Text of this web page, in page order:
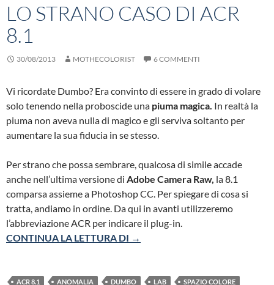
LO STRANO CASO DI ACR
8.1
30/08/2013 MOTHECOLORIST 6 COMMENTI
Vi ricordate Dumbo? Era convinto di essere in grado di volare
solo tenendo nella proboscide una piuma magica. In realtà la
piuma non aveva nulla di magico e gli serviva soltanto per
aumentare la sua fiducia in se stesso.
Per strano che possa sembrare, qualcosa di simile accade
anche nell’ultima versione di Adobe Camera Raw, la 8.1
comparsa assieme a Photoshop CC. Per spiegare di cosa si
tratta, andiamo in ordine. Da qui in avanti utilizzeremo
l’abbreviazione ACR per indicare il plug-in.
CONTINUA LA LETTURA DI LO STRANO CASO DI ACR 8.1
→
ACR 8.1 ANOMALIA DUMBO LAB SPAZIO COLORE